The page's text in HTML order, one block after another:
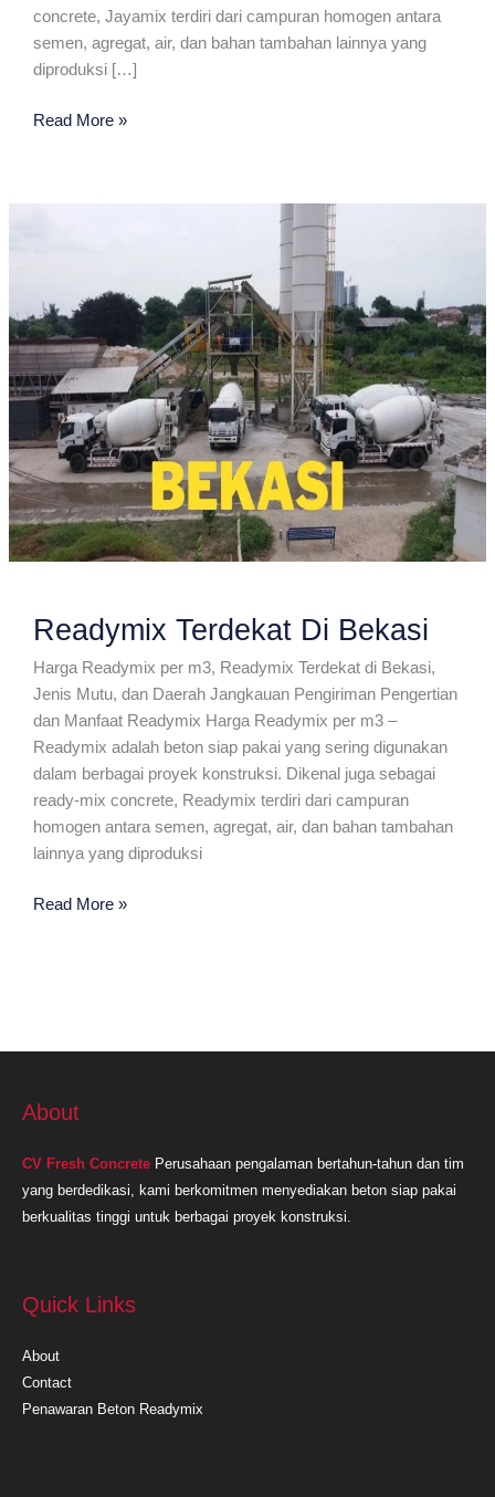
concrete, Jayamix terdiri dari campuran homogen antara
semen, agregat, air, dan bahan tambahan lainnya yang
diproduksi […]
Jayamix
Read More »
Readymix Terdekat Di Bekasi
Harga Readymix per m3, Readymix Terdekat di Bekasi,
Jenis Mutu, dan Daerah Jangkauan Pengiriman Pengertian
dan Manfaat Readymix Harga Readymix per m3 –
Readymix adalah beton siap pakai yang sering digunakan
dalam berbagai proyek konstruksi. Dikenal juga sebagai
ready-mix concrete, Readymix terdiri dari campuran
homogen antara semen, agregat, air, dan bahan tambahan
lainnya yang diproduksi
Readymix
Read More »
About
CV Fresh Concrete Perusahaan pengalaman bertahun-tahun dan tim
yang berdedikasi, kami berkomitmen menyediakan beton siap pakai
berkualitas tinggi untuk berbagai proyek konstruksi.
Quick Links
About
Contact
Penawaran Beton Readymix